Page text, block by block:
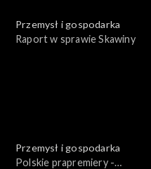
Przemysł i gospodarka
Raport w sprawie Skawiny
Przemysł i gospodarka
Polskie prapremiery -